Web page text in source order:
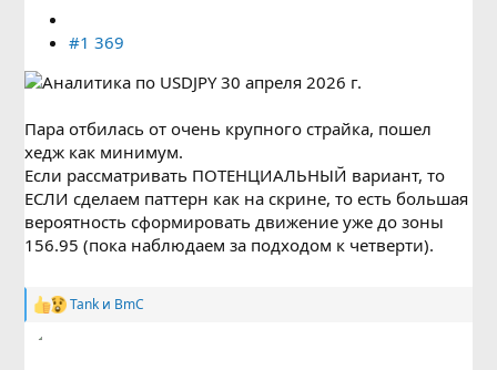
#1 369
Пара отбилась от очень крупного страйка, пошел
хедж как минимум.
Если рассматривать ПОТЕНЦИАЛЬНЫЙ вариант, то
ЕСЛИ сделаем паттерн как на скрине, то есть большая
вероятность сформировать движение уже до зоны
156.95 (пока наблюдаем за подходом к четверти).
Р
а
Tank и BmC